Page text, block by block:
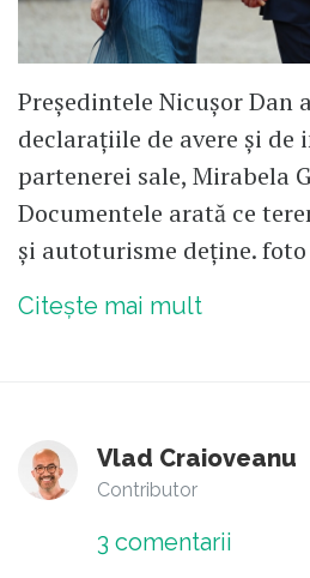
Președintele Nicușor Dan
declarațiile de avere și de
partenerei sale, Mirabela
Documentele arată ce
și autoturisme deține.
Citește mai mult
Vlad Craioveanu
Contributor
3 comentarii